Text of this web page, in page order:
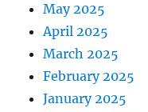
May 2025
April 2025
March 2025
February 2025
January 2025